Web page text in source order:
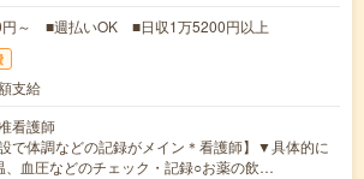
円～ ■週払いOK ■日収1万5200円以上
支給
看護師
設で体調などの記録がメイン＊看護師】▼具体的に
血圧などのチェック・記録○お薬の飲…